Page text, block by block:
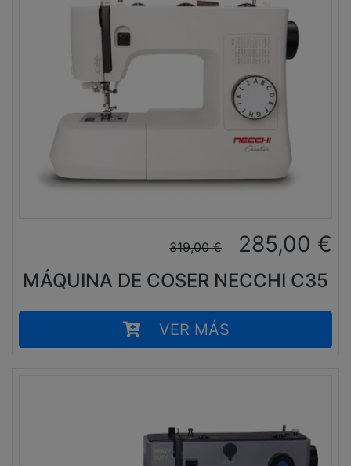
319,00 € 285,00 €
MÁQUINA DE COSER NECCHI C35
VER MÁS